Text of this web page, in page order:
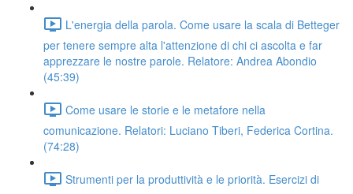
L'energia della parola. Come usare la scala di Betteger
per tenere sempre alta l'attenzione di chi ci ascolta e far
apprezzare le nostre parole. Relatore: Andrea Abondio
(45:39)
Come usare le storie e le metafore nella
comunicazione. Relatori: Luciano Tiberi, Federica Cortina.
(74:28)
Strumenti per la produttività e le priorità. Esercizi di